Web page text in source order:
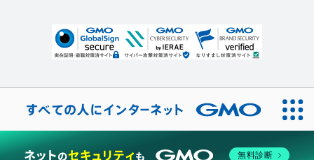
無料診断